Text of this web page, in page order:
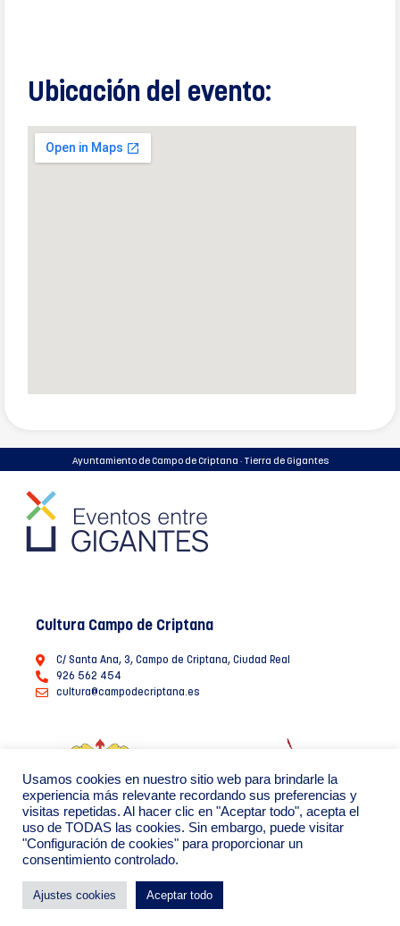
Ubicación del evento:
Ayuntamiento de Campo de Criptana · Tierra de Gigantes
Cultura Campo de Criptana
C/ Santa Ana, 3, Campo de Criptana, Ciudad Real
926 562 454
cultura@campodecriptana.es
Ayuntamiento de Campo de Criptana 2022
Política de Privacidad de datos Política de Cookies
Usamos cookies en nuestro sitio web para brindarle la
experiencia más relevante recordando sus preferencias y
visitas repetidas. Al hacer clic en "Aceptar todo", acepta el
uso de TODAS las cookies. Sin embargo, puede visitar
"Configuración de cookies" para proporcionar un
consentimiento controlado.
Ajustes cookies Aceptar todo